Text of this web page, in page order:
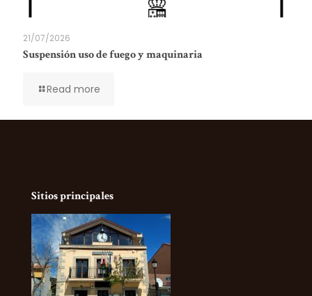
21/07/2026
Suspensión uso de fuego y maquinaria
Read more
Sitios principales